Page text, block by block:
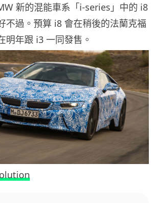
新的混能車系「i-series」中的 i8
不過。預算 i8 會在稍後的法蘭克福
明年跟 i3 一同發售。